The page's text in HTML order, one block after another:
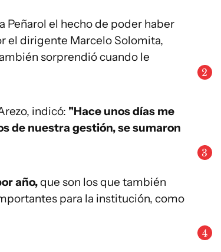
Peñarol el hecho de poder haber
el dirigente Marcelo Solomita,
sorprendió cuando le
indicó: "Hace unos días me
de nuestra gestión, se sumaron
año,que son los que también
para la institución, como